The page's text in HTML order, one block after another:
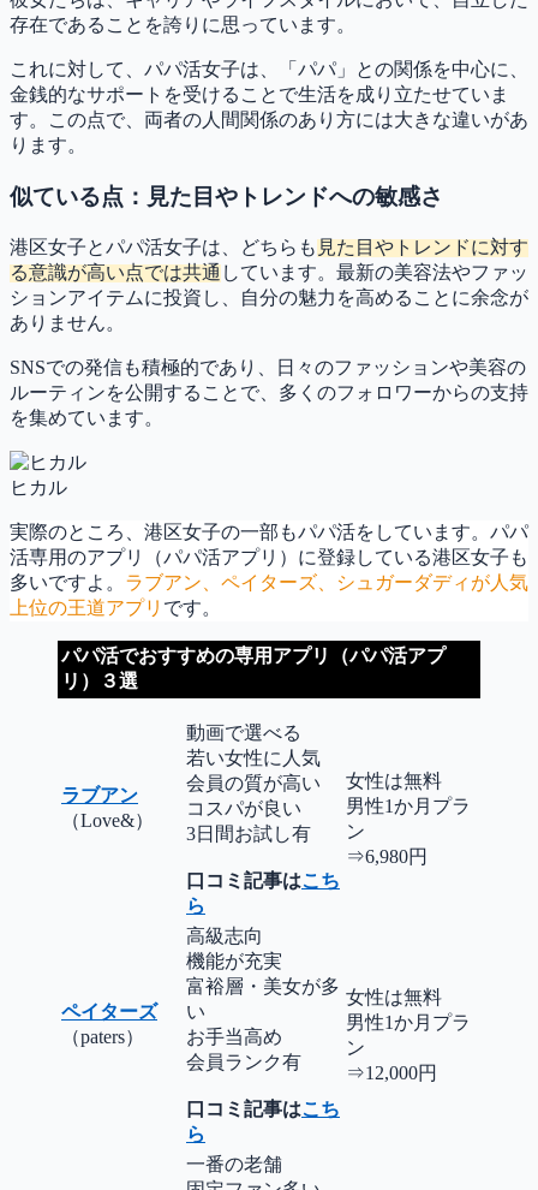
存在であることを誇りに思っています。
これに対して、パパ活女子は、「パパ」との関係を中心に、
金銭的なサポートを受けることで生活を成り立たせていま
す。この点で、両者の人間関係のあり方には大きな違いがあ
ります。
似ている点：見た目やトレンドへの敏感さ
港区女子とパパ活女子は、どちらも 見た目やトレンドに対す
る意識が高い点では共通 しています。最新の美容法やファッ
ションアイテムに投資し、自分の魅力を高めることに余念が
ありません。
SNSでの発信も積極的であり、日々のファッションや美容の
ルーティンを公開することで、多くのフォロワーからの支持
を集めています。
ヒカル
実際のところ、港区女子の一部もパパ活をしています。パパ
活専用のアプリ（パパ活アプリ）に登録している港区女子も
多いですよ。 ラブアン、ペイターズ、シュガーダディが人気
上位の王道アプリ です。
パパ活でおすすめの専用アプリ（パパ活アプ
リ）３選
ラブアン
（Love&）
動画で選べる
若い女性に人気
会員の質が高い
コスパが良い
3日間お試し有
口コミ記事はこち
ら
女性は無料
男性1か月プラ
ン
⇒6,980円
ペイターズ
（paters）
高級志向
機能が充実
富裕層・美女が多
い
お手当高め
会員ランク有
口コミ記事はこち
ら
女性は無料
男性1か月プラ
ン
⇒12,000円
一番の老舗